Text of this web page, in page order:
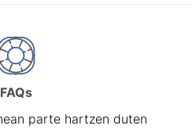
FAQs
parte hartzen duten